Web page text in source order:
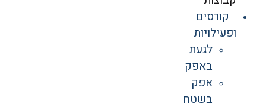
קורסים
ופעילויות
לגעת
באפק
אפק
בשטח